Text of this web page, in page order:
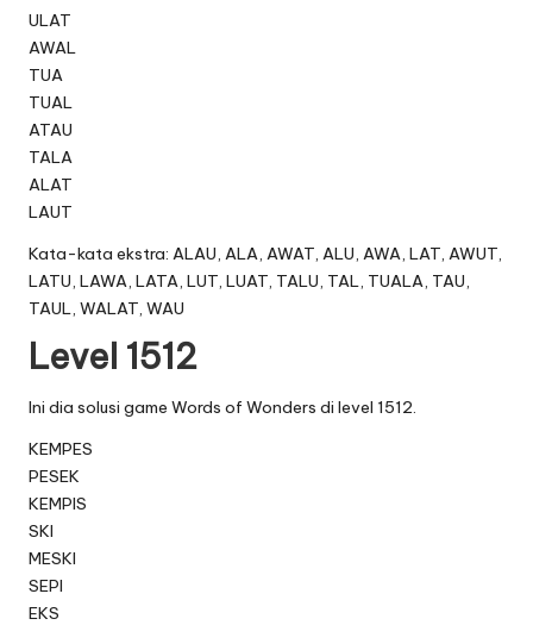
ULAT
AWAL
TUA
TUAL
ATAU
TALA
ALAT
LAUT
Kata-kata ekstra: ALAU, ALA, AWAT, ALU, AWA, LAT, AWUT,
LATU, LAWA, LATA, LUT, LUAT, TALU, TAL, TUALA, TAU,
TAUL, WALAT, WAU
Level 1512
Ini dia solusi game Words of Wonders di level 1512.
KEMPES
PESEK
KEMPIS
SKI
MESKI
SEPI
EKS